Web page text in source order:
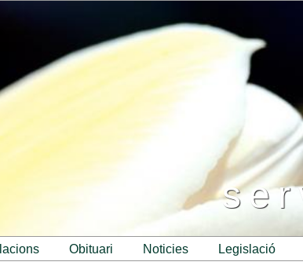
obituari noticies legislació